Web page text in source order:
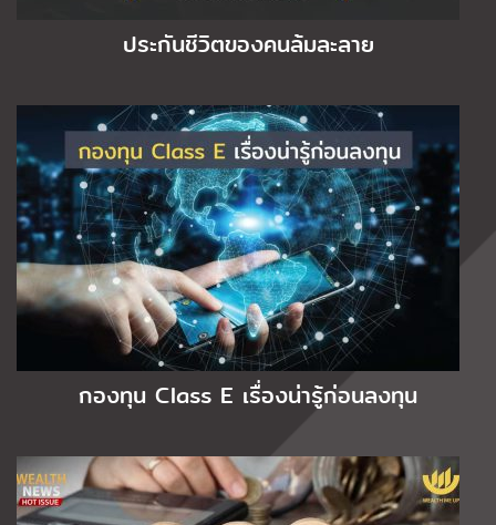
ประกันชีวิตของคนล้มละลาย
กองทุน Class E เรื่องน่ารู้ก่อนลงทุน